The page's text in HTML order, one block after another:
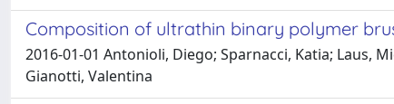
Composition of ultrathin binary polymer
2016-01-01 Antonioli, Diego; Sparnacci, Katia; Laus,
Gianotti, Valentina